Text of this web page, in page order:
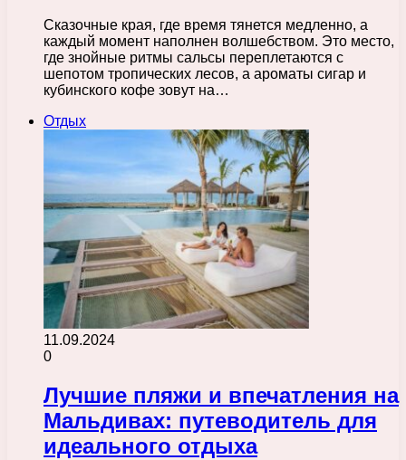
Сказочные края, где время тянется медленно, а
каждый момент наполнен волшебством. Это место,
где знойные ритмы сальсы переплетаются с
шепотом тропических лесов, а ароматы сигар и
кубинского кофе зовут на…
Отдых
11.09.2024
0
Лучшие пляжи и впечатления на
Мальдивах: путеводитель для
идеального отдыха